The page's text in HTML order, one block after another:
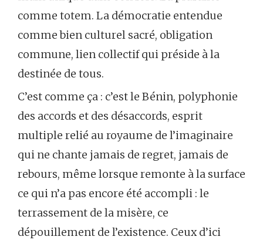
comme totem. La démocratie entendue
comme bien culturel sacré, obligation
commune, lien collectif qui préside à la
destinée de tous.
C’est comme ça : c’est le Bénin, polyphonie
des accords et des désaccords, esprit
multiple relié au royaume de l’imaginaire
qui ne chante jamais de regret, jamais de
rebours, même lorsque remonte à la surface
ce qui n’a pas encore été accompli : le
terrassement de la misère, ce
dépouillement de l’existence. Ceux d’ici